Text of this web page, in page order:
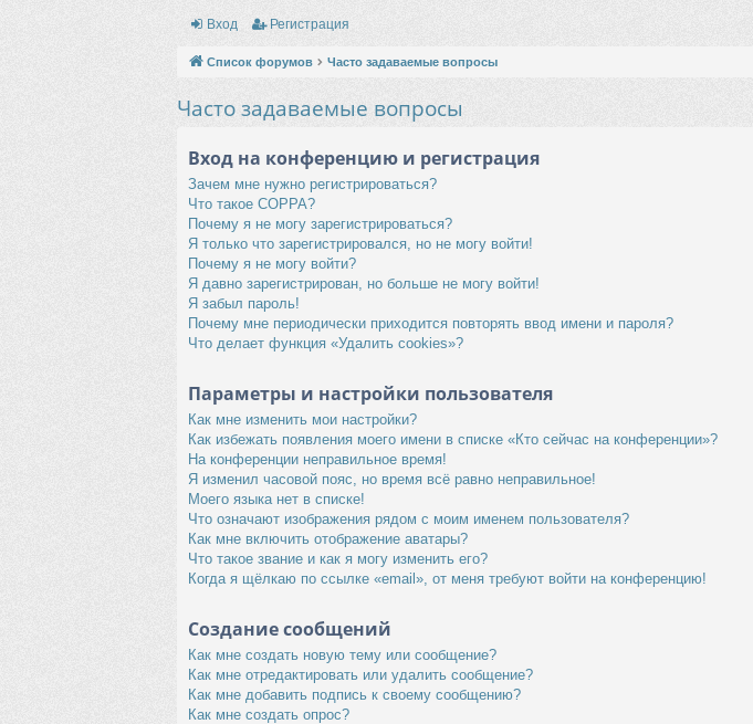
Вход Регистрация
Список форумов Часто задаваемые вопросы
Часто задаваемые вопросы
Вход на конференцию и регистрация
Зачем мне нужно регистрироваться?
Что такое COPPA?
Почему я не могу зарегистрироваться?
Я только что зарегистрировался, но не могу войти!
Почему я не могу войти?
Я давно зарегистрирован, но больше не могу войти!
Я забыл пароль!
Почему мне периодически приходится повторять ввод имени и пароля?
Что делает функция «Удалить cookies»?
Параметры и настройки пользователя
Как мне изменить мои настройки?
Как избежать появления моего имени в списке «Кто сейчас на конференции»?
На конференции неправильное время!
Я изменил часовой пояс, но время всё равно неправильное!
Моего языка нет в списке!
Что означают изображения рядом с моим именем пользователя?
Как мне включить отображение аватары?
Что такое звание и как я могу изменить его?
Когда я щёлкаю по ссылке «email», от меня требуют войти на конференцию!
Создание сообщений
Как мне создать новую тему или сообщение?
Как мне отредактировать или удалить сообщение?
Как мне добавить подпись к своему сообщению?
Как мне создать опрос?